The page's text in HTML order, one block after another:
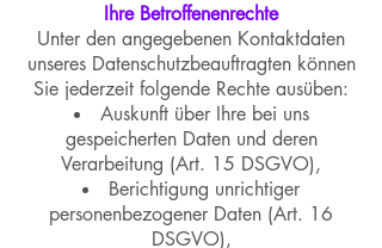
Ihre Betroffenenrechte
Unter den angegebenen Kontaktdaten
unseres Datenschutzbeauftragten können
Sie jederzeit folgende Rechte ausüben:
Auskunft über Ihre bei uns
gespeicherten Daten und deren
Verarbeitung (Art. 15 DSGVO),
Berichtigung unrichtiger
personenbezogener Daten (Art. 16
DSGVO),